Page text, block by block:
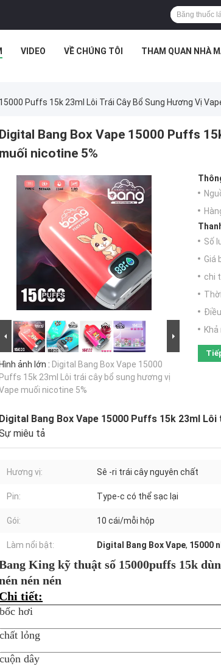
VIDEO VỀ CHÚNG TÔI THAM QUAN NHÀ
Puffs 15k 23ml Lôi Trái Cây Bổ Sung Hương Vị
Digital Bang Box Vape 15000 Puffs
muối nicotine 5%
Hình ảnh lớn : Digital Bang Box Vape 15000
Puffs 15k 23ml Lôi trái cây bổ sung hương vị
muối nicotine 5%
Số
Giá
chi
Digital Bang Box Vape 15000 Puffs 15k 23ml
miêu tả
Hương vị: Sê -ri trái cây nguyên chất
Pin: Type-c có thể sạc lại
Gói: 10 cái/mỗi hộp
Làm nổi bật: Digital Bang Box Vape, 15000
King kỹ thuật số 15000puffs 15k
nén nén
Chi tiết:
bốc hơi
chất lỏng
cuộn dây